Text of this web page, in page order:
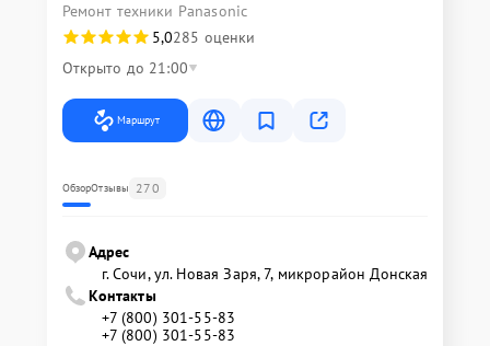
Ремонт техники Panasonic
5,0285 оценки
Открыто до 21:00
Маршрут
ОбзорОтзывы 270
Адрес
г. Сочи, ул. Новая Заря, 7, микрорайон Донская
Контакты
+7 (800) 301-55-83
+7 (800) 301-55-83